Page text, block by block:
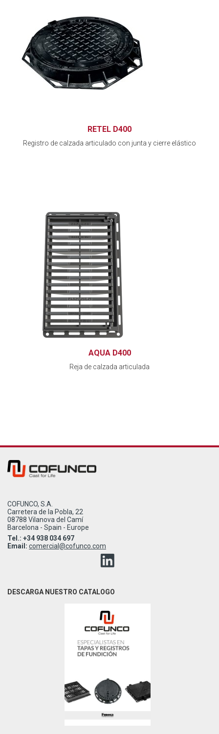
RETEL D400
Registro de calzada articulado con junta y cierre elástico
AQUA D400
Reja de calzada articulada
COFUNCO, S.A.
Carretera de la Pobla, 22
08788 Vilanova del Camí
Barcelona - Spain - Europe
Tel.: +34 938 034 697
Email: comercial@cofunco.com
DESCARGA NUESTRO CATALOGO